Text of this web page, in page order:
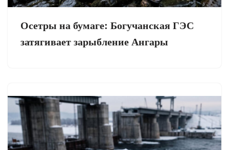
Осетры на бумаге: Богучанская ГЭС
затягивает зарыбление Ангары